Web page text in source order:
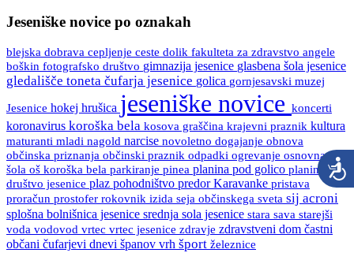
Jeseniške novice po oznakah
blejska dobrava cepljenje ceste dolik fakulteta za zdravstvo angele
boškin fotografsko društvo gimnazija jesenice glasbena šola jesenice
gledališče toneta čufarja jesenice golica gornjesavski muzej
Jesenice hokej hrušica jeseniške novice koncerti
koronavirus koroška bela kosova graščina krajevni praznik kultura
maturanti mladi nagold narcise novoletno dogajanje obnova
občinska priznanja občinski praznik odpadki ogrevanje osnovna
šola oš koroška bela parkiranje pinea planina pod golico planinsko
društvo jesenice plaz pohodništvo predor Karavanke pristava
proračun prostofer rokovnik izida seja občinskega sveta sij acroni
splošna bolnišnica jesenice srednja sola jesenice stara sava starejši
voda vodovod vrtec vrtec jesenice zdravje zdravstveni dom častni
občani čufarjevi dnevi španov vrh šport železnice